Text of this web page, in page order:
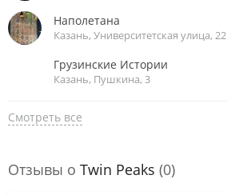
Наполетана
Казань, Университетская улица, 22
Грузинские Истории
Казань, Пушкина, 3
Смотреть все
Отзывы о Twin Peaks (0)